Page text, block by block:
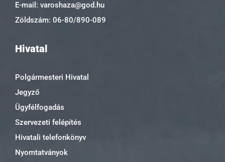
E-mail: varoshaza@god.hu
Zöldszám: 06-80/890-089
Hivatal
Polgármesteri Hivatal
Jegyző
Ügyfélfogadás
Szervezeti felépítés
Hivatali telefonkönyv
Nyomtatványok